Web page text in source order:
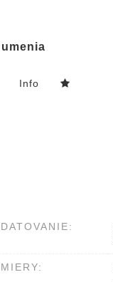
umenia
Info
DATOVANIE:
MIERY: